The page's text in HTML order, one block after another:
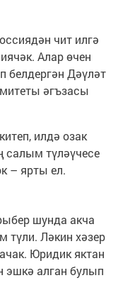
чит илгә
Алар өчен
белдергән Дәүләт
әгъзасы
илдә озак
салым түләүчесе
– ярты ел.
шунда акча
түли. Ләкин хәзер
Юридик яктан
эшкә алган булып